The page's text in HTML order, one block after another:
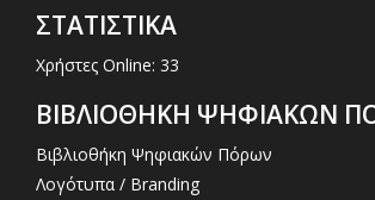
ΣΤΑΤΙΣΤΙΚΑ
Χρήστες Online: 33
ΒΙΒΛΙΟΘΗΚΗ ΨΗΦΙΑΚΩΝ
Βιβλιοθήκη Ψηφιακών Πόρων
Λογότυπα / Branding